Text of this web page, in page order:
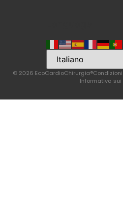
© 2026 EcoCardioChirurgia®
Informativa sui